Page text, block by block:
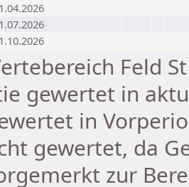
Feld
gewertet in
in
gewertet, da
zur